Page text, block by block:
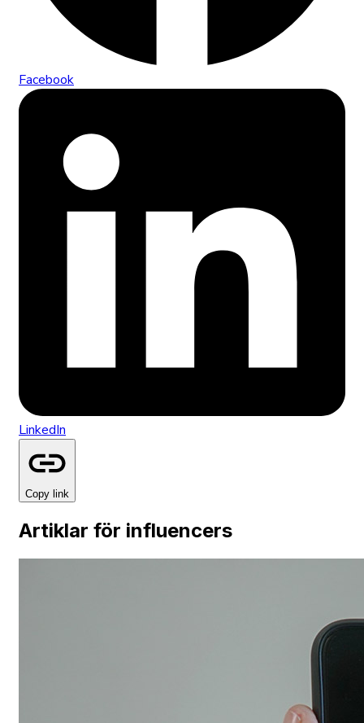
Facebook
LinkedIn
Copy link
Artiklar för influencers